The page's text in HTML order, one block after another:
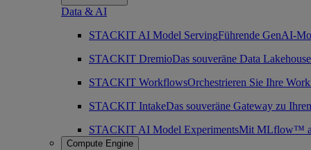
Data & AI
STACKIT AI Model ServingFührende GenAI-
STACKIT DremioDas souveräne Data Lakehouse
STACKIT WorkflowsOrchestrieren Sie Ihre
STACKIT IntakeDas souveräne Gateway zu
STACKIT AI Model ExperimentsMit MLflow™
Compute Engine